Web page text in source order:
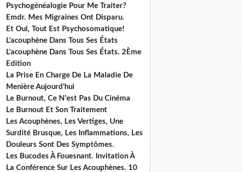
Psychogénéalogie Pour Me Traiter?
Emdr. Mes Migraines Ont Disparu.
Et Oui, Tout Est Psychosomatique!
L'acouphène Dans Tous Ses États
L'acouphène Dans Tous Ses États. 2Ème
Edition
La Prise En Charge De La Maladie De
Menière Aujourd'hui
Le Burnout, Ce N'est Pas Du Cinéma
Le Burnout Et Son Traitement
Les Acouphènes, Les Vertiges, Une
Surdité Brusque, Les Inflammations, Les
Douleurs Sont Des Symptômes.
Les Bucodes À Fouesnant. Invitation À
La Conférence Sur Les Acouphènes. 10